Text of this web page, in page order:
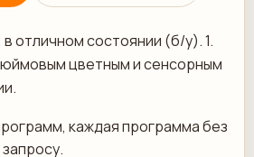
в отличном состоянии (б/у). 1.
цветным и сенсорным
каждая программа без